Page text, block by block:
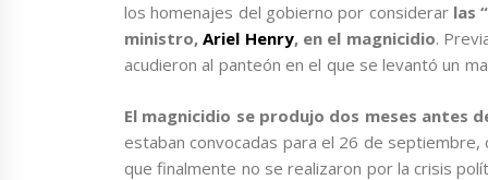
los homenajes del gobierno por considerar las
ministro,Ariel Henry, en el magnicidio.
acudieron al panteón en el que se levantó un
El magnicidio se produjo dos meses antes
estaban convocadas para el 26 de
que finalmente no se realizaron por la crisis